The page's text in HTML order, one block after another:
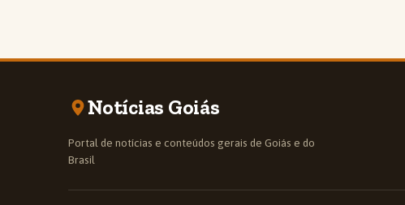
Notícias Goiás
Portal de notícias e conteúdos gerais de Goiás e do
Brasil